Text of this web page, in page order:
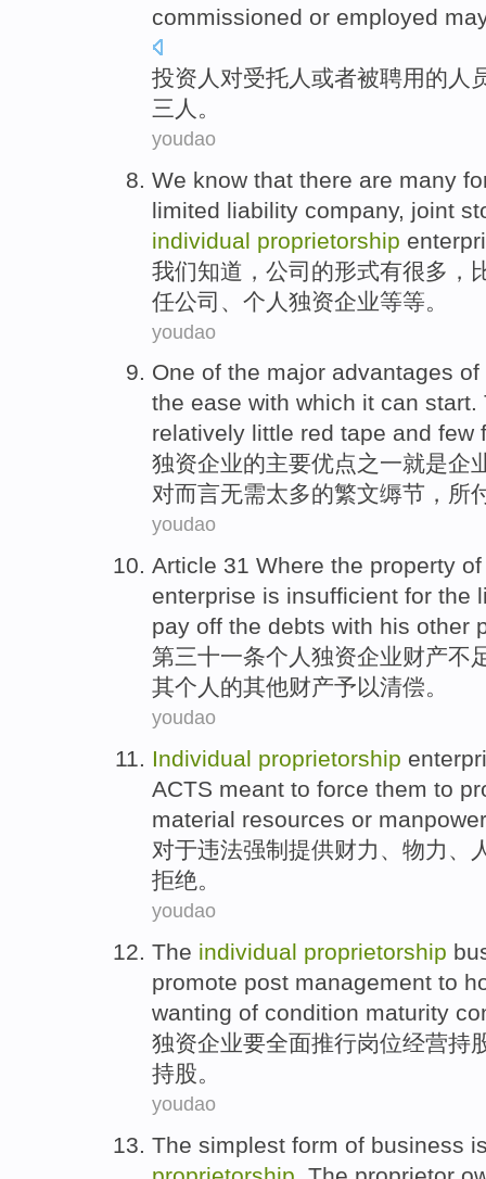
commissioned or employed
投资人 对受托人 或者被聘用的 人
三 人 。
youdao
We know that there are many
limited liability company, joint
individual proprietorship
我们知道 ， 公司 的形式有很多 ，
任公司、 个人 独资企业等等 。
youdao
One of the major advantages
the ease with which it can start.
relatively little red tape and few
独资企业的主要优点之一就是企
对而言无需太多的繁文缛节 ，所
youdao
Article 31 Where the property of
enterprise is insufficient for the
pay off the debts with his other
第三十一条个人 独资企业财产不
其个人 的其他财产予以清偿。
youdao
Individual proprietorship
ACTS meant to force them to
material resources or manpower
对于违法强制 提供财力 、物力、
拒绝。
youdao
The individual proprietorship
promote post management to
wanting of condition maturity
独资企业要全面推行岗位经营持
持股。
youdao
The simplest form of business